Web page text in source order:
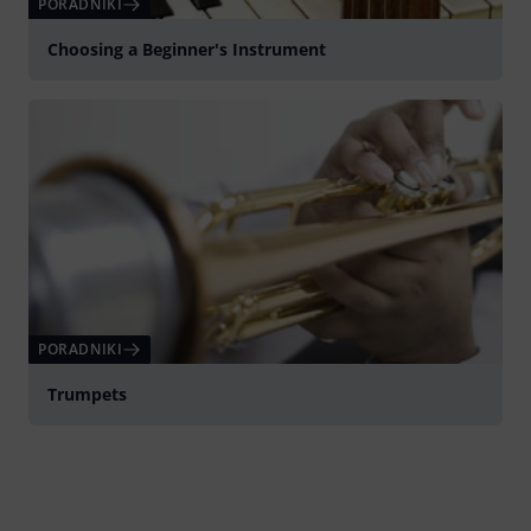
PORADNIKI
Choosing a Beginner's Instrument
PORADNIKI
Trumpets